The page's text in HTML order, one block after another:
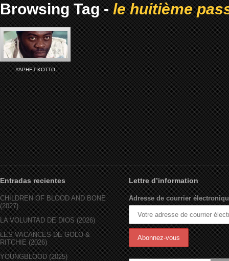
Browsing Tag -le huitième
YAPHET KOTTO
Entradas recientes
CHILDREN OF BLOOD AND BONE
(2027)
LA VOLUNTAD DE DIOS (2026)
LES VACANCES DE GOLO &
RITCHIE (2026)
YOUNGBLOOD (2025)
Lettre d’information
Adresse de courrier